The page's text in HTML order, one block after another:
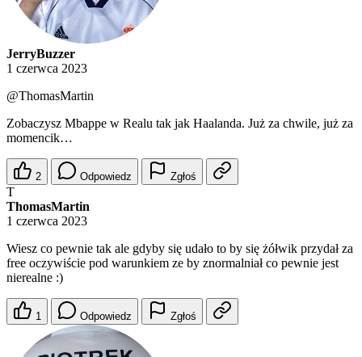
JerryBuzzer
1 czerwca 2023
@ThomasMartin
Zobaczysz Mbappe w Realu tak jak Haalanda. Już za chwile, już za
momencik…
2 Odpowiedz Zgłoś
T
ThomasMartin
1 czerwca 2023
Wiesz co pewnie tak ale gdyby się udało to by się żółwik przydał za
free oczywiście pod warunkiem ze by znormalniał co pewnie jest
nierealne :)
1 Odpowiedz Zgłoś